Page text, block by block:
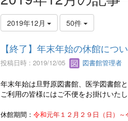
2019年12月 50件
【終了】年末年始の休館につ
投稿日時 : 2019/12/05 図書館管理者
年末年始は旦野原図書館、医学図書館
ご利用の皆様にはご不便をお掛けいた
休館期間： 令和元年１２月２９日（日）～